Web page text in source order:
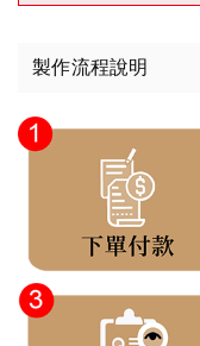
製作流程說明